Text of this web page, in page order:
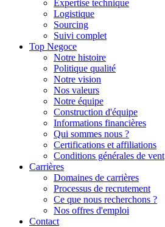
Expertise technique
Logistique
Sourcing
Suivi complet
Top Negoce
Notre histoire
Politique qualité
Notre vision
Nos valeurs
Notre équipe
Construction d'équipe
Informations financières
Qui sommes nous ?
Certifications et affiliations
Conditions générales de vent
Carrières
Domaines de carrières
Processus de recrutement
Ce que nous recherchons ?
Nos offres d'emploi
Contact